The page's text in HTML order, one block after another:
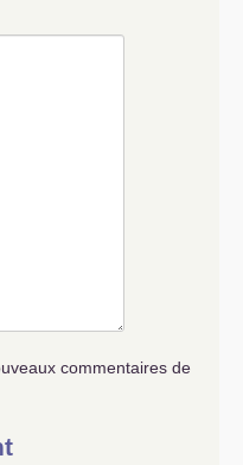
commentaires de